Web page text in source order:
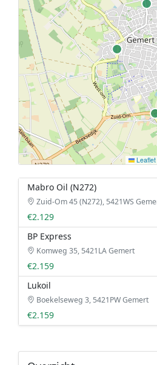
Leaflet
Mabro Oil (N272)
Zuid-Om 45 (N272), 5421WS
€2.129
BP Express
Komweg 35, 5421LA Gemert
€2.159
Lukoil
Boekelseweg 3, 5421PW Gemert
€2.159